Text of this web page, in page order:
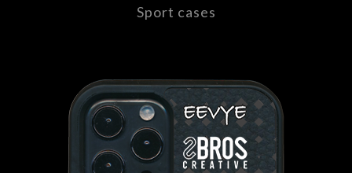
Sport cases